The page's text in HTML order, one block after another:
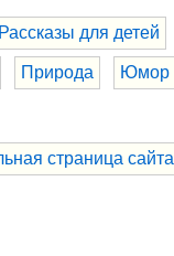
Рассказы для детей
Природа Юмор
страница сайта